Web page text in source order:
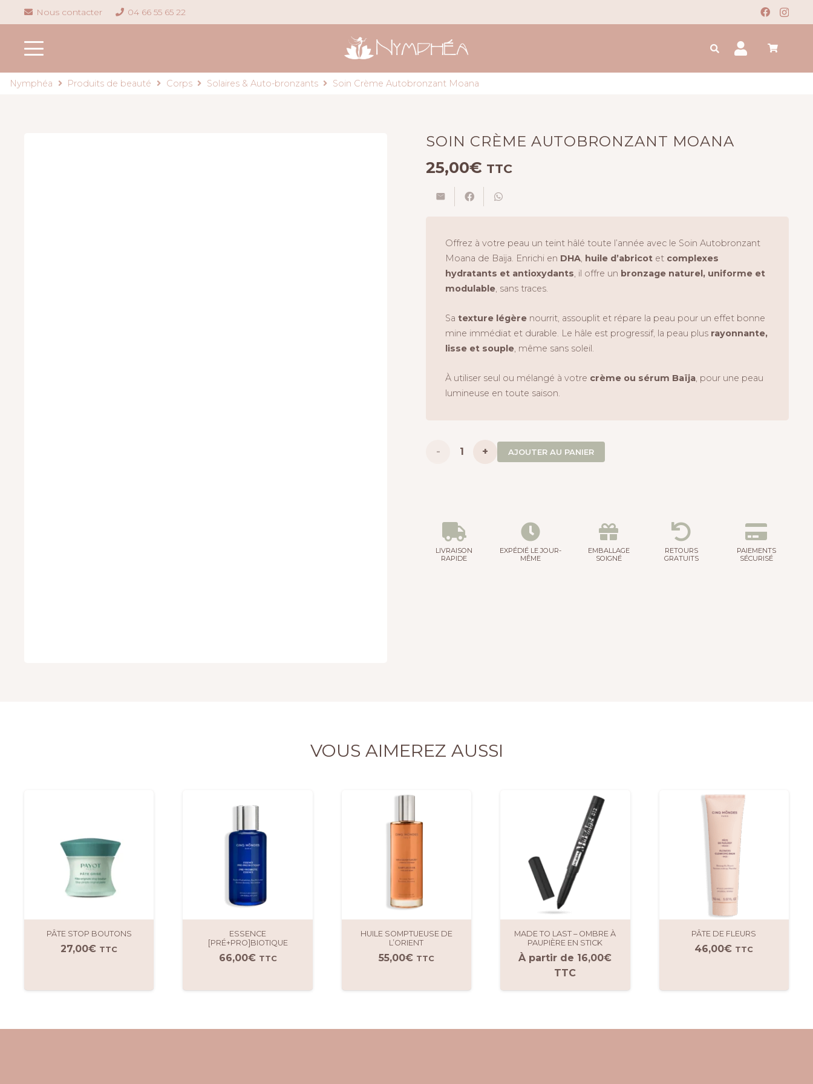
Nous contacter 04 66 55 65 22
Nymphéa Produits de beauté Corps Solaires & Auto-bronzants Soin Crème Autobronzant Moana
SOIN CRÈME AUTOBRONZANT MOANA
25,00€ TTC
Offrez à votre peau un teint hâlé toute l’année avec le Soin Autobronzant
Moana de Baïja. Enrichi en DHA, huile d’abricot et complexes
hydratants et antioxydants, il offre un bronzage naturel, uniforme et
modulable, sans traces.
Sa texture légère nourrit, assouplit et répare la peau pour un effet bonne
mine immédiat et durable. Le hâle est progressif, la peau plus rayonnante,
lisse et souple, même sans soleil.
À utiliser seul ou mélangé à votre crème ou sérum Baïja, pour une peau
lumineuse en toute saison.
quantité
Crème
Autobronzant
AJOUTER AU PANIER
LIVRAISON
RAPIDE
EXPÉDIÉ LE JOUR-
MÊME
EMBALLAGE
SOIGNÉ
RETOURS
GRATUITS
PAIEMENTS
SÉCURISÉ
VOUS AIMEREZ AUSSI
PÂTE STOP BOUTONS
27,00€ TTC
ESSENCE
[PRÉ+PRO]BIOTIQUE
66,00€ TTC
HUILE SOMPTUEUSE DE
L’ORIENT
55,00€ TTC
MADE TO LAST – OMBRE À
PAUPIÈRE EN STICK
À partir de 16,00€
TTC
PÂTE DE FLEURS
46,00€ TTC